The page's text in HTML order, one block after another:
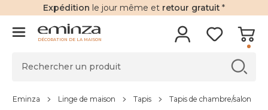
Expédition le jour même et retour gratuit *
DÉCORATION DE LA MAISON
Eminza Linge de maison Tapis Tapis de chambre/salon